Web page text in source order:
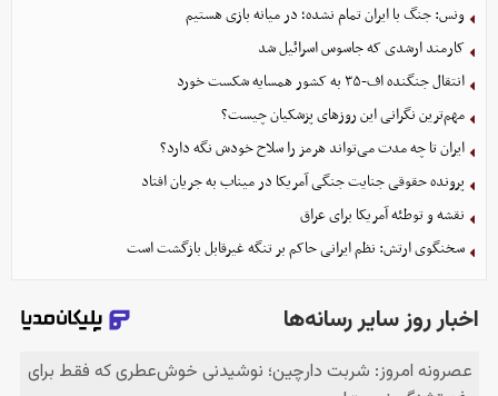
ونس: جنگ با ایران تمام نشده؛ در میانه بازی هستیم
کارمند ارشدی که جاسوس اسرائیل شد
انتقال جنگنده اف-۳۵ به کشور همسایه شکست خورد
مهم‌ترین نگرانی‌ این روزهای پزشکیان چیست؟
ایران تا چه مدت می‌تواند هرمز را سلاح خودش نگه دارد؟
پرونده حقوقی جنایت جنگی آمریکا در میناب به جریان افتاد
نقشه و توطئه آمریکا برای عراق
سخنگوی ارتش: نظم ایرانی حاکم بر تنگه غیرقابل بازگشت است